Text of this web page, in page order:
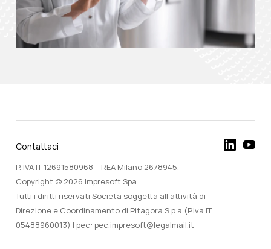
Contattaci
P. IVA IT 12691580968 – REA Milano 2678945.
Copyright © 2026 Impresoft Spa.
Tutti i diritti riservati Società soggetta all’attività di
Direzione e Coordinamento di Pitagora S.p.a (P.iva IT
05488960013) | pec: pec.impresoft@legalmail.it